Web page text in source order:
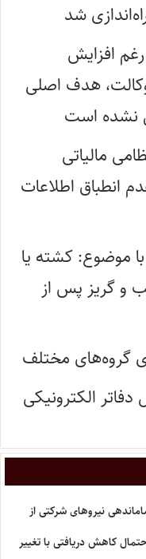
شد
افزایش
هدف اصلی
نشده است
مالیاتی
اطلاعات
موضوع: کشته یا
و گریز پس از
گروه‌های مختلف
الکترونیکی
نیروهای شرکتی از
کاهش دریافتی با تغییر